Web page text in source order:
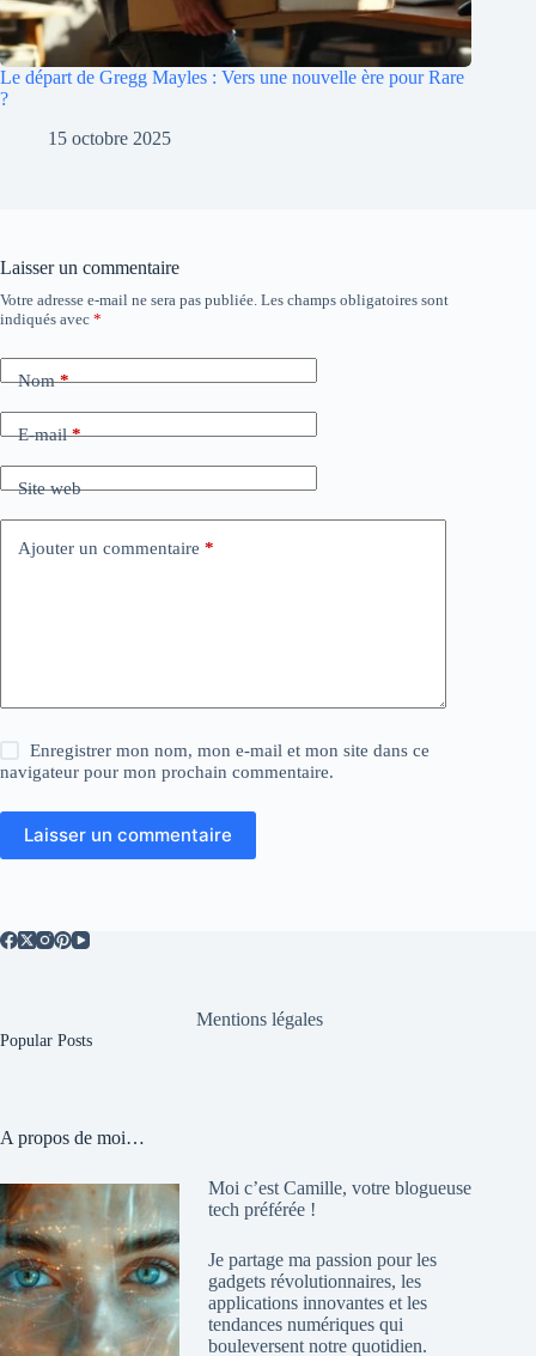
Le départ de Gregg Mayles : Vers une nouvelle ère pour Rare
?
15 octobre 2025
Laisser un commentaire
Votre adresse e-mail ne sera pas publiée. Les champs obligatoires sont
indiqués avec *
Nom*
E-mail*
Site web
Ajouter un commentaire *
Enregistrer mon nom, mon e-mail et mon site dans ce
navigateur pour mon prochain commentaire.
Laisser un commentaire
A
l
r
n
v
e
Mentions légales
Popular Posts
A propos de moi…
Moi c’est Camille, votre blogueuse
tech préférée !
Je partage ma passion pour les
gadgets révolutionnaires, les
applications innovantes et les
tendances numériques qui
bouleversent notre quotidien.